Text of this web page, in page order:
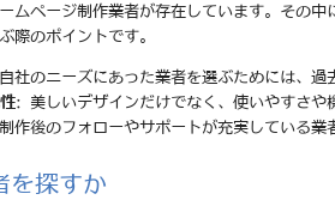
ムページ制作業者が存在しています。その
際のポイントです。
社のニーズにあった業者を選ぶためには、過
: 美しいデザインだけでなく、使いやすさや
作後のフォローやサポートが充実している業
を探すか